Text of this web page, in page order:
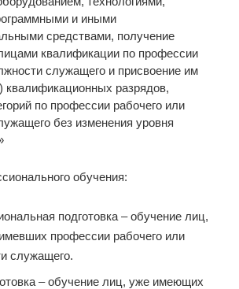
и иными
средствами, получение
квалификации по профессии
служащего и присвоение им
квалификационных разрядов,
по профессии рабочего или
без изменения уровня
обучения:
подготовка – обучение лиц,
профессии рабочего или
служащего.
– обучение лиц, уже имеющих